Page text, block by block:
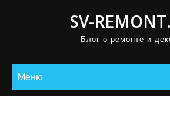
SV-
Блог о ремонте и
Меню